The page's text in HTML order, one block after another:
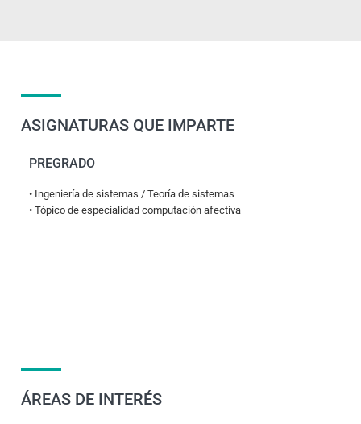
ASIGNATURAS QUE IMPARTE
PREGRADO
• Ingeniería de sistemas / Teoría de sistemas
• Tópico de especialidad computación afectiva
ÁREAS DE INTERÉS